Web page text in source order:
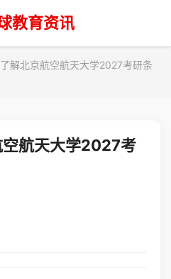
教育资讯
解北京航空航天大学2027考研条
航天大学2027考